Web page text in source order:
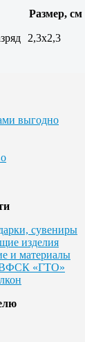
Размер, см
2,3x2,3
выгодно
сувениры
изделия
и материалы
ВФСК «ГТО»